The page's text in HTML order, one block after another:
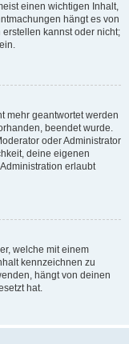
einen wichtigen Inhalt,
hängt es von
kannst oder nicht;
mehr geantwortet werden
beendet wurde.
oder Administrator
deine eigenen
erlaubt
welche mit einem
kennzeichnen zu
hängt von deinen
hat.